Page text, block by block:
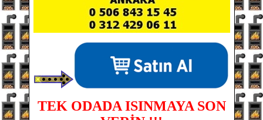
TEK ODADA ISINMAYA SON